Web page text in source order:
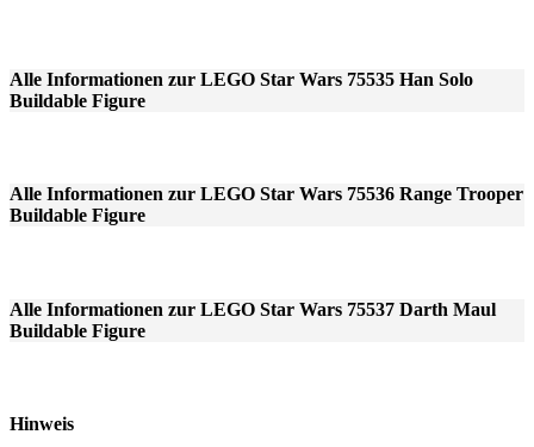
Alle Informationen zur LEGO Star Wars 75535 Han Solo
Buildable Figure
Alle Informationen zur LEGO Star Wars 75536 Range Trooper
Buildable Figure
Alle Informationen zur LEGO Star Wars 75537 Darth Maul
Buildable Figure
Hinweis